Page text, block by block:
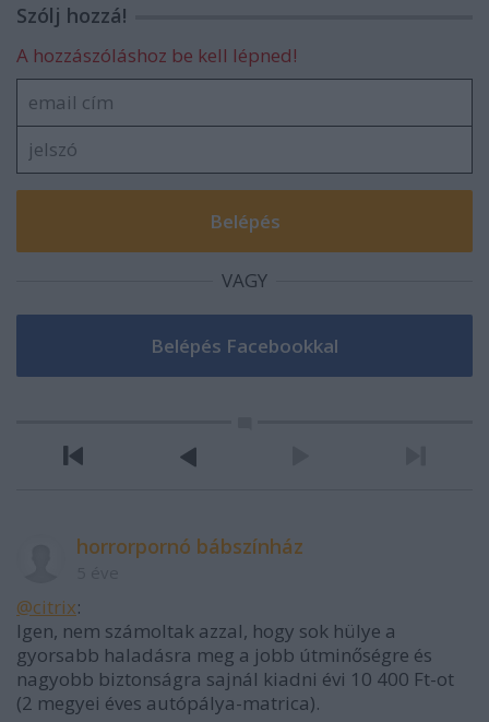
Szólj hozzá!
A hozzászóláshoz be kell lépned!
VAGY
horrorpornó bábszínház
@citrix:
Igen, nem számoltak azzal, hogy sok hülye a
gyorsabb haladásra meg a jobb útminőségre és
nagyobb biztonságra sajnál kiadni évi 10 400 Ft-ot
(2 megyei éves autópálya-matrica).